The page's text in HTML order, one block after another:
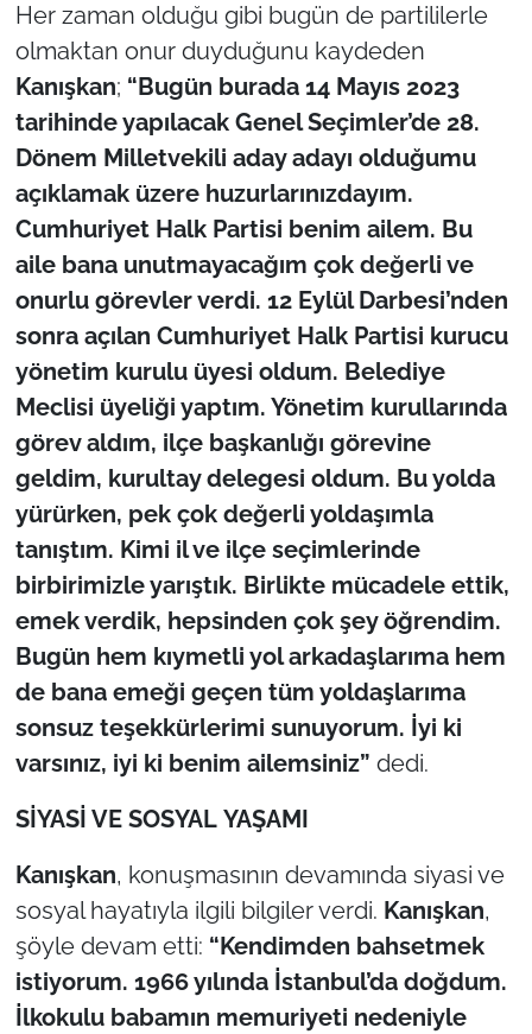
Her zaman olduğu gibi bugün de partililerle
olmaktan onur duyduğunu kaydeden
Kanışkan; “Bugün burada 14 Mayıs 2023
tarihinde yapılacak Genel Seçimler’de 28.
Dönem Milletvekili aday adayı olduğumu
açıklamak üzere huzurlarınızdayım.
Cumhuriyet Halk Partisi benim ailem. Bu
aile bana unutmayacağım çok değerli ve
onurlu görevler verdi. 12 Eylül Darbesi’nden
sonra açılan Cumhuriyet Halk Partisi kurucu
yönetim kurulu üyesi oldum. Belediye
Meclisi üyeliği yaptım. Yönetim kurullarında
görev aldım, ilçe başkanlığı görevine
geldim, kurultay delegesi oldum. Bu yolda
yürürken, pek çok değerli yoldaşımla
tanıştım. Kimi il ve ilçe seçimlerinde
birbirimizle yarıştık. Birlikte mücadele ettik,
emek verdik, hepsinden çok şey öğrendim.
Bugün hem kıymetli yol arkadaşlarıma hem
de bana emeği geçen tüm yoldaşlarıma
sonsuz teşekkürlerimi sunuyorum. İyi ki
varsınız, iyi ki benim ailemsiniz” dedi.
SİYASİ VE SOSYAL YAŞAMI
Kanışkan, konuşmasının devamında siyasi ve
sosyal hayatıyla ilgili bilgiler verdi. Kanışkan,
şöyle devam etti: “Kendimden bahsetmek
istiyorum. 1966 yılında İstanbul’da doğdum.
İlkokulu babamın memuriyeti nedeniyle